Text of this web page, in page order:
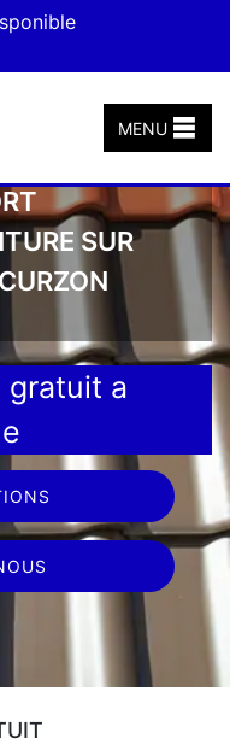
MENU
SUR
gratuit a